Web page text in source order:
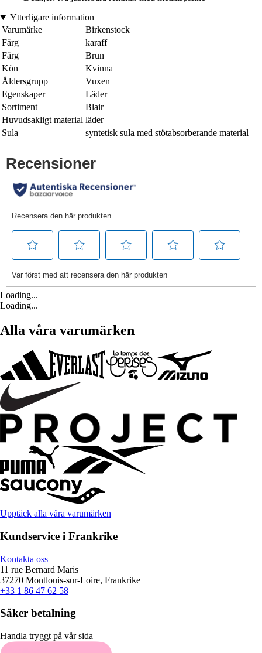
Ytterligare information
Varumärke
Birkenstock
Färg
karaff
Färg
Brun
Kön
Kvinna
Åldersgrupp
Vuxen
Egenskaper
Läder
Sortiment
Blair
Huvudsakligt material läder
Sula
syntetisk sula med stötabsorberande material
Loading...
Loading...
Alla våra varumärken
Upptäck alla våra varumärken
Kundservice i Frankrike
Kontakta oss
11 rue Bernard Maris
37270 Montlouis-sur-Loire, Frankrike
+33 1 86 47 62 58
Säker betalning
Handla tryggt på vår sida